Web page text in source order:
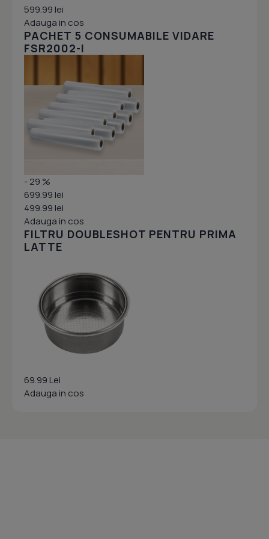
599.99 lei
Adauga in cos
PACHET 5 CONSUMABILE VIDARE
FSR2002-I
- 29 %
699.99 lei
499.99 lei
Adauga in cos
FILTRU DOUBLESHOT PENTRU PRIMA
LATTE
69.99 Lei
Adauga in cos